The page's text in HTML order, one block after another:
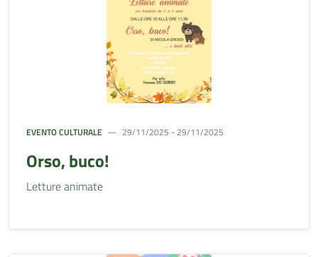
EVENTO CULTURALE 29/11/2025 - 29/11/2025
Orso, buco!
Letture animate